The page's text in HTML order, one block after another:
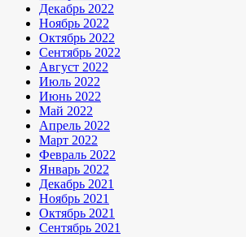
Декабрь 2022
Ноябрь 2022
Октябрь 2022
Сентябрь 2022
Август 2022
Июль 2022
Июнь 2022
Май 2022
Апрель 2022
Март 2022
Февраль 2022
Январь 2022
Декабрь 2021
Ноябрь 2021
Октябрь 2021
Сентябрь 2021